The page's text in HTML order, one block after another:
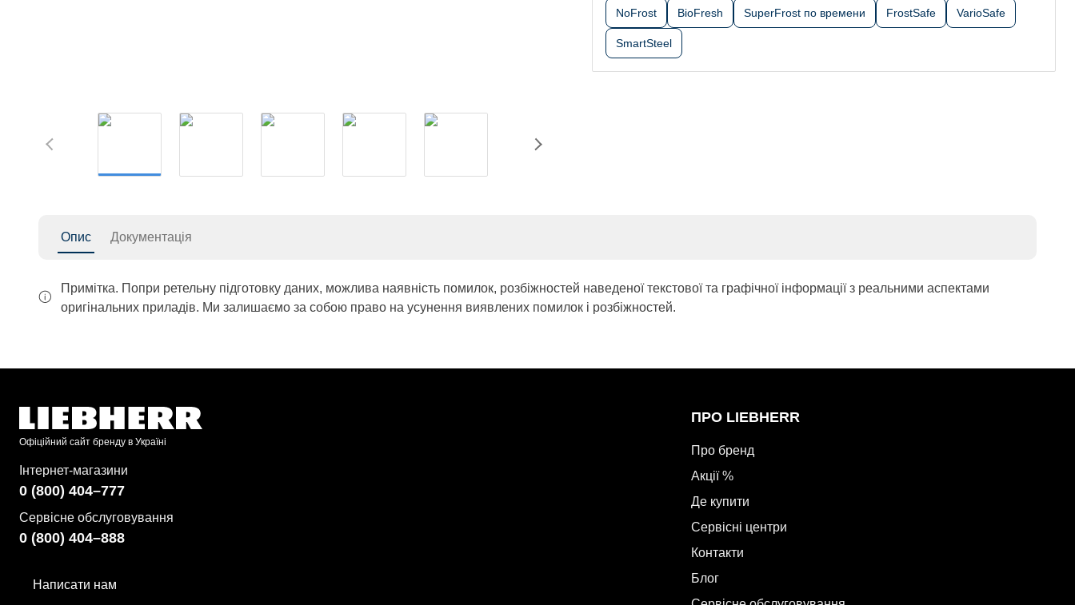
NoFrost BioFresh SuperFrost по времени FrostSafe VarioSafe
SmartSteel
Опис Документація
Примітка. Попри ретельну підготовку даних, можлива наявність помилок, розбіжностей наведеної текстової та графічної інформації з реальними аспектами
оригінальних приладів. Ми залишаємо за собою право на усунення виявлених помилок і розбіжностей.
Офіційний сайт бренду в Україні
Інтернет-магазини
0 (800) 404–777
Сервісне обслуговування
0 (800) 404–888
Написати нам
ПРО LIEBHERR
Про бренд
Акції %
Де купити
Сервісні центри
Контакти
Блог